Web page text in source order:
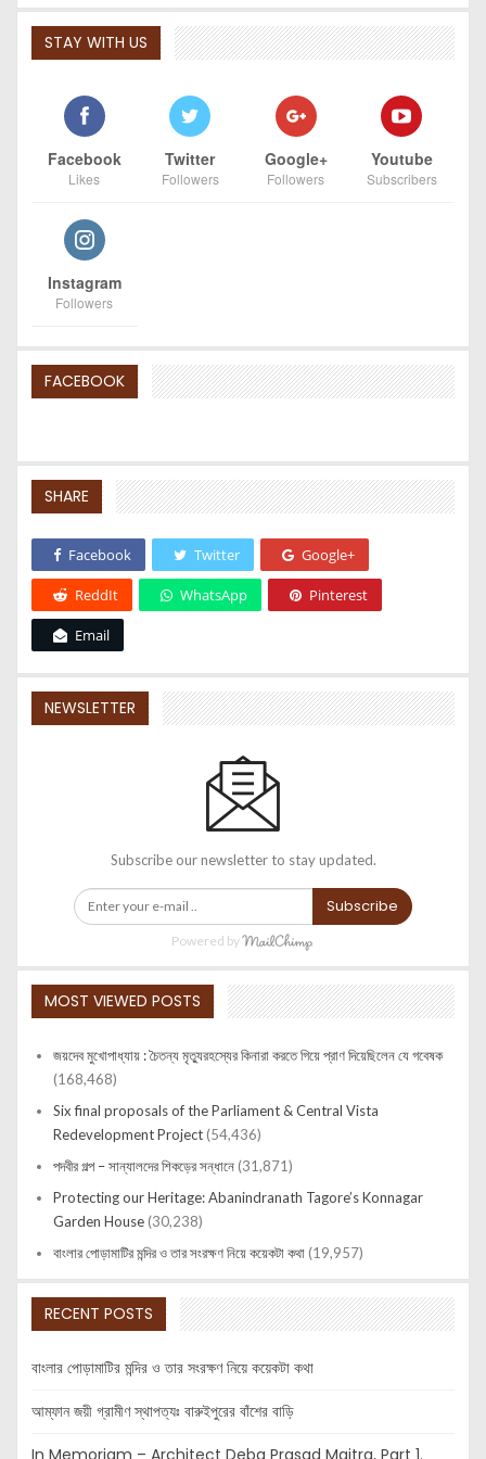
STAY WITH US
Facebook
Likes
Twitter
Followers
Google+
Followers
Youtube
Subscribers
Instagram
Followers
FACEBOOK
SHARE
Facebook Twitter Google+
ReddIt WhatsApp Pinterest
Email
NEWSLETTER
Subscribe our newsletter to stay updated.
Subscribe
Powered by
MOST VIEWED POSTS
জয়দেব মুখোপাধ্যায় : চৈতন্য মৃত্যুরহস্যের কিনারা করতে গিয়ে প্রাণ দিয়েছিলেন যে গবেষক
(168,468)
Six final proposals of the Parliament & Central Vista
Redevelopment Project (54,436)
পদবীর গল্প – সান্যালদের শিকড়ের সন্ধানে (31,871)
Protecting our Heritage: Abanindranath Tagore’s Konnagar
Garden House (30,238)
বাংলার পোড়ামাটির মন্দির ও তার সংরক্ষণ নিয়ে কয়েকটা কথা (19,957)
RECENT POSTS
বাংলার পোড়ামাটির মন্দির ও তার সংরক্ষণ নিয়ে কয়েকটা কথা
আম্ফান জয়ী গ্রামীণ স্থাপত্যঃ বারুইপুরের বাঁশের বাড়ি
In Memoriam – Architect Deba Prasad Maitra, Part 1.